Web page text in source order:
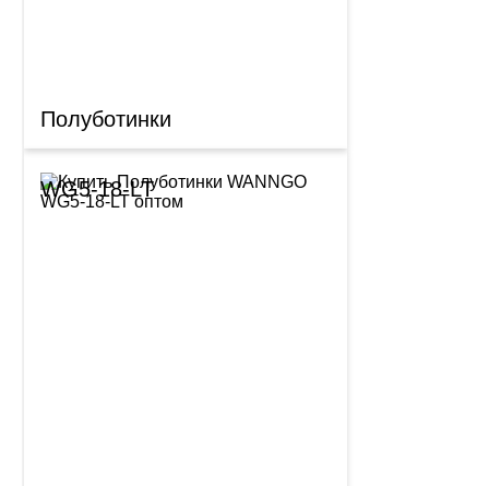
Полуботинки
WG5-18-LT